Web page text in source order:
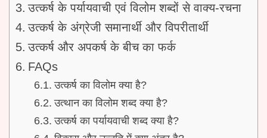
उत्कर्ष के पर्यायवाची एवं विलोम शब्दों से वाक्य-रचना
उत्कर्ष के अंग्रेजी समानार्थी और विपरीतार्थी
उत्कर्ष और अपकर्ष के बीच का फर्क
FAQs
उत्कर्ष का विलोम क्या है?
उत्थान का विलोम शब्द क्या है?
उत्कर्ष का पर्यायवाची शब्द क्या है?